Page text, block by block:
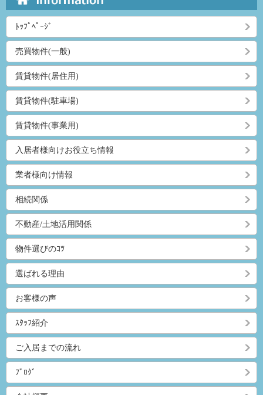
ﾄｯﾌﾟﾍﾟｰｼﾞ
売買物件(一般)
賃貸物件(居住用)
賃貸物件(駐車場)
賃貸物件(事業用)
入居者様向けお役立ち情報
業者様向け情報
相続関係
不動産/土地活用関係
物件選びのｺﾂ
選ばれる理由
お客様の声
ｽﾀｯﾌ紹介
ご入居までの流れ
ﾌﾞﾛｸﾞ